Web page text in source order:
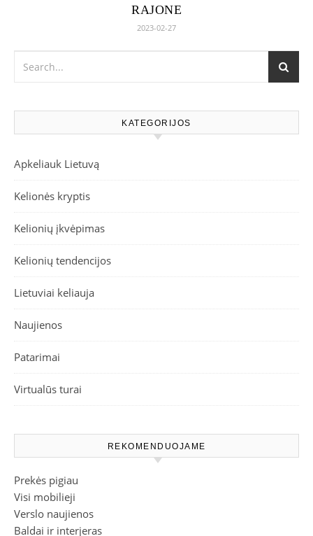
RAJONE
2023-02-27
KATEGORIJOS
Apkeliauk Lietuvą
Kelionės kryptis
Kelionių įkvėpimas
Kelionių tendencijos
Lietuviai keliauja
Naujienos
Patarimai
Virtualūs turai
REKOMENDUOJAME
Prekės pigiau
Visi mobilieji
Verslo naujienos
Baldai ir interjeras